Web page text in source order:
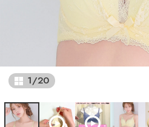
1/20